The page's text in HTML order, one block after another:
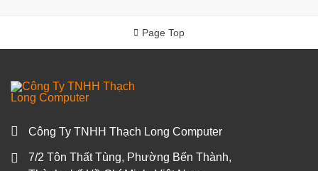
Page Top
Công Ty TNHH Thạch Long Computer
7/2 Tôn Thất Tùng, Phường Bến Thành,